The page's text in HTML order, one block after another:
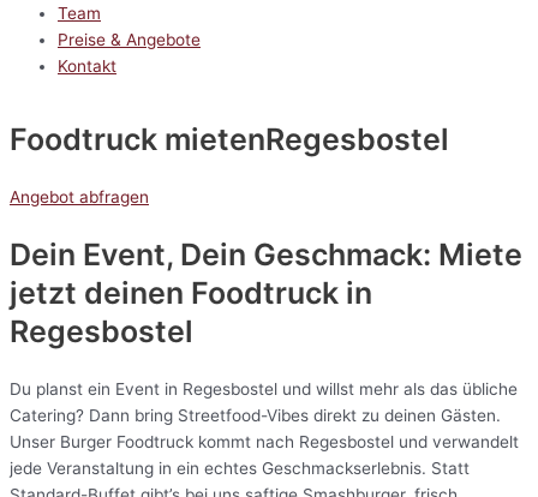
Team
Preise & Angebote
Kontakt
Foodtruck mietenRegesbostel
Angebot abfragen
Dein Event, Dein Geschmack: Miete
jetzt deinen Foodtruck in
Regesbostel
Du planst ein Event in Regesbostel und willst mehr als das übliche
Catering? Dann bring Streetfood-Vibes direkt zu deinen Gästen.
Unser Burger Foodtruck kommt nach Regesbostel und verwandelt
jede Veranstaltung in ein echtes Geschmackserlebnis. Statt